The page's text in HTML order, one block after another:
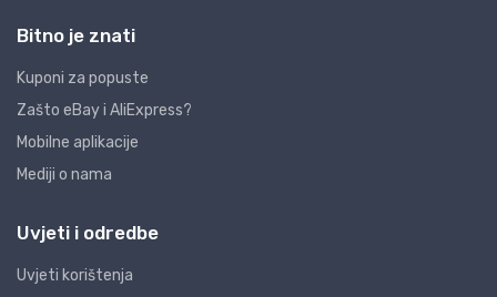
Bitno je znati
Kuponi za popuste
Zašto eBay i AliExpress?
Mobilne aplikacije
Mediji o nama
Uvjeti i odredbe
Uvjeti korištenja